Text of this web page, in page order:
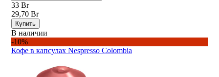
33 Br
29,70 Br
Купить
В наличии
-10%
Кофе в капсулах Nespresso Colombia